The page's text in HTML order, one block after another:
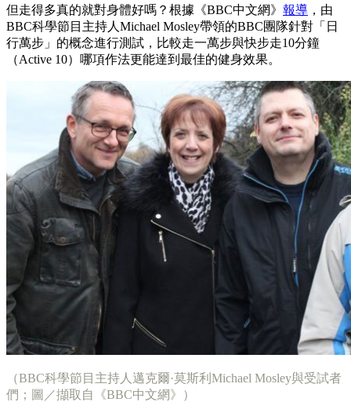
但走得多真的就對身體好嗎？根據《BBC中文網》 報導 ，由
BBC科學節目主持人Michael Mosley帶領的BBC團隊針對「日
行萬步」的概念進行測試，比較走一萬步與快步走10分鐘
（Active 10）哪項作法更能達到最佳的健身效果。
（BBC科學節目主持人邁克爾·莫斯利Michael Mosley與受試者
們；圖／擷取自《BBC中文網》）